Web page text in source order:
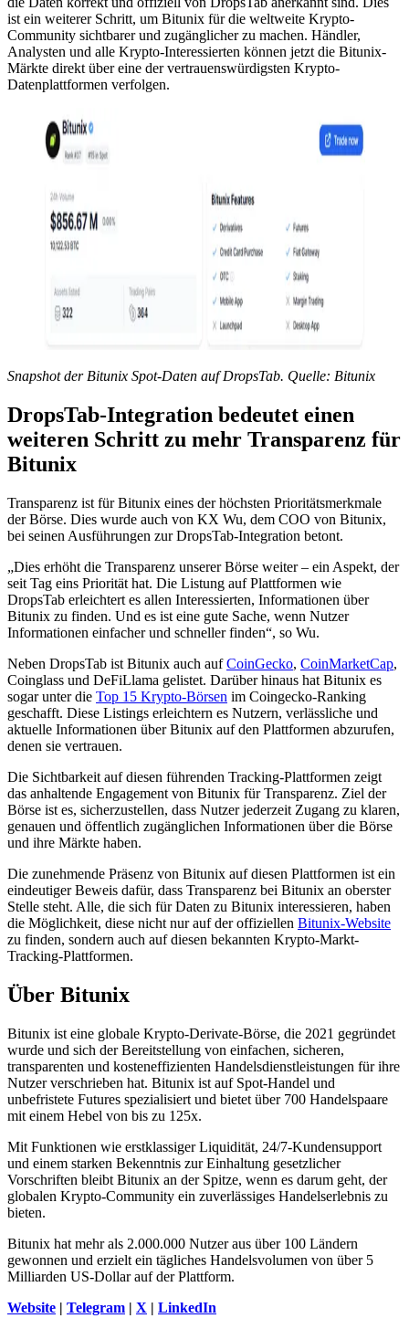
ist ein weiterer Schritt, um Bitunix für die weltweite Krypto-
Community sichtbarer und zugänglicher zu machen. Händler,
Analysten und alle Krypto-Interessierten können jetzt die Bitunix-
Märkte direkt über eine der vertrauenswürdigsten Krypto-
Datenplattformen verfolgen.
Snapshot der Bitunix Spot-Daten auf DropsTab. Quelle: Bitunix
DropsTab-Integration bedeutet einen
weiteren Schritt zu mehr Transparenz für
Bitunix
Transparenz ist für Bitunix eines der höchsten Prioritätsmerkmale
der Börse. Dies wurde auch von KX Wu, dem COO von Bitunix,
bei seinen Ausführungen zur DropsTab-Integration betont.
„Dies erhöht die Transparenz unserer Börse weiter – ein Aspekt, der
seit Tag eins Priorität hat. Die Listung auf Plattformen wie
DropsTab erleichtert es allen Interessierten, Informationen über
Bitunix zu finden. Und es ist eine gute Sache, wenn Nutzer
Informationen einfacher und schneller finden“, so Wu.
Neben DropsTab ist Bitunix auch aufCoinGecko, CoinMarketCap,
Coinglass und DeFiLlama gelistet. Darüber hinaus hat Bitunix es
sogar unter die Top 15 Krypto-Börsen im Coingecko-Ranking
geschafft. Diese Listings erleichtern es Nutzern, verlässliche und
aktuelle Informationen über Bitunix auf den Plattformen abzurufen,
denen sie vertrauen.
Die Sichtbarkeit auf diesen führenden Tracking-Plattformen zeigt
das anhaltende Engagement von Bitunix für Transparenz. Ziel der
Börse ist es, sicherzustellen, dass Nutzer jederzeit Zugang zu klaren,
genauen und öffentlich zugänglichen Informationen über die Börse
und ihre Märkte haben.
Die zunehmende Präsenz von Bitunix auf diesen Plattformen ist ein
eindeutiger Beweis dafür, dass Transparenz bei Bitunix an oberster
Stelle steht. Alle, die sich für Daten zu Bitunix interessieren, haben
die Möglichkeit, diese nicht nur auf der offiziellen Bitunix-Website
zu finden, sondern auch auf diesen bekannten Krypto-Markt-
Tracking-Plattformen.
Über Bitunix
Bitunix ist eine globale Krypto-Derivate-Börse, die 2021 gegründet
wurde und sich der Bereitstellung von einfachen, sicheren,
transparenten und kosteneffizienten Handelsdienstleistungen für ihre
Nutzer verschrieben hat. Bitunix ist auf Spot-Handel und
unbefristete Futures spezialisiert und bietet über 700 Handelspaare
mit einem Hebel von bis zu 125x.
Mit Funktionen wie erstklassiger Liquidität, 24/7-Kundensupport
und einem starken Bekenntnis zur Einhaltung gesetzlicher
Vorschriften bleibt Bitunix an der Spitze, wenn es darum geht, der
globalen Krypto-Community ein zuverlässiges Handelserlebnis zu
bieten.
Bitunix hat mehr als 2.000.000 Nutzer aus über 100 Ländern
gewonnen und erzielt ein tägliches Handelsvolumen von über 5
Milliarden US-Dollar auf der Plattform.
Website | Telegram | X | LinkedIn